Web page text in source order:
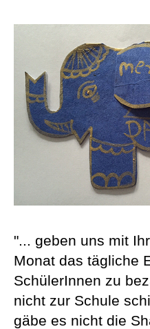
"... geben uns mit
Monat das tägliche
SchülerInnen zu
nicht zur Schule
gäbe es nicht die